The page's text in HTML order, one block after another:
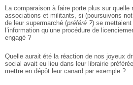
La comparaison à faire porte plus sur
associations et militants, si (poursuivons
de leur supermarché (préféré ?) se mettaient
l’information qu’une procédure de
engagé ?
Quelle aurait été la réaction de nos joyeux
social avait eu lieu dans leur librairie
mettre en dépôt leur canard par exemple ?